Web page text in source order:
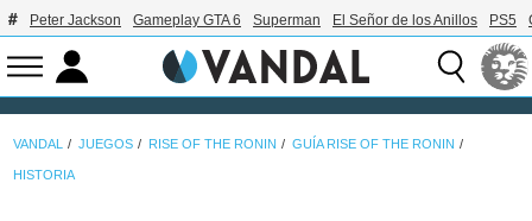
Peter Jackson Gameplay GTA 6 Superman El Señor de los Anillos PS5
VANDAL JUEGOS RISE OF THE RONIN GUÍA RISE OF THE RONIN
HISTORIA